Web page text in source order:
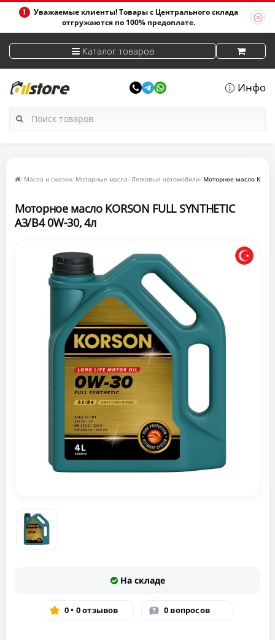
Уважаемые клиенты! Товары с Центрального склада
отгружаются по 100% предоплате.
Каталог товаров
Инфо
Масла и смазки Моторные масла Легковые автомобили Моторное масло
Моторное масло KORSON FULL SYNTHETIC
A3/B4 0W-30, 4л
На складе
0 • 0 отзывов 0 вопросов